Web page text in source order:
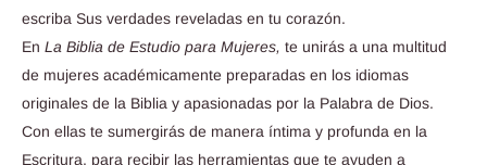
escriba Sus verdades reveladas en tu corazón.
En La Biblia de Estudio para Mujeres, te unirás a una multitud
de mujeres académicamente preparadas en los idiomas
originales de la Biblia y apasionadas por la Palabra de Dios.
Con ellas te sumergirás de manera íntima y profunda en la
Escritura, para recibir las herramientas que te ayuden a